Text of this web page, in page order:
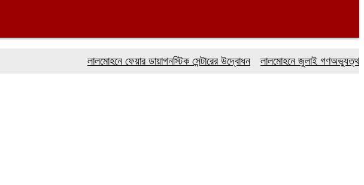
লালমোহনে ফেয়ার ডায়াগনস্টিক সেন্টারের উদ্বোধন
লালমোহনে জুলাই গণঅভ্যুত্থান